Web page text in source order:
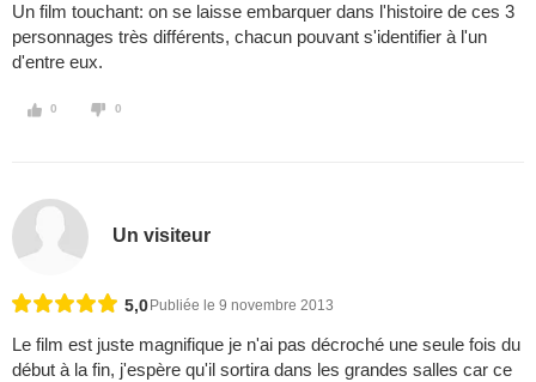
Un film touchant: on se laisse embarquer dans l'histoire de ces 3
personnages très différents, chacun pouvant s'identifier à l'un
d'entre eux.
0 0
Un visiteur
5,0 Publiée le 9 novembre 2013
Le film est juste magnifique je n'ai pas décroché une seule fois du
début à la fin, j'espère qu'il sortira dans les grandes salles car ce